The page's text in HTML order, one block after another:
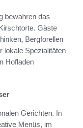
bewahren das
Gäste
Bergforellen
lokale Spezialitäten
Hofladen
Gerichten. In
Menüs, im